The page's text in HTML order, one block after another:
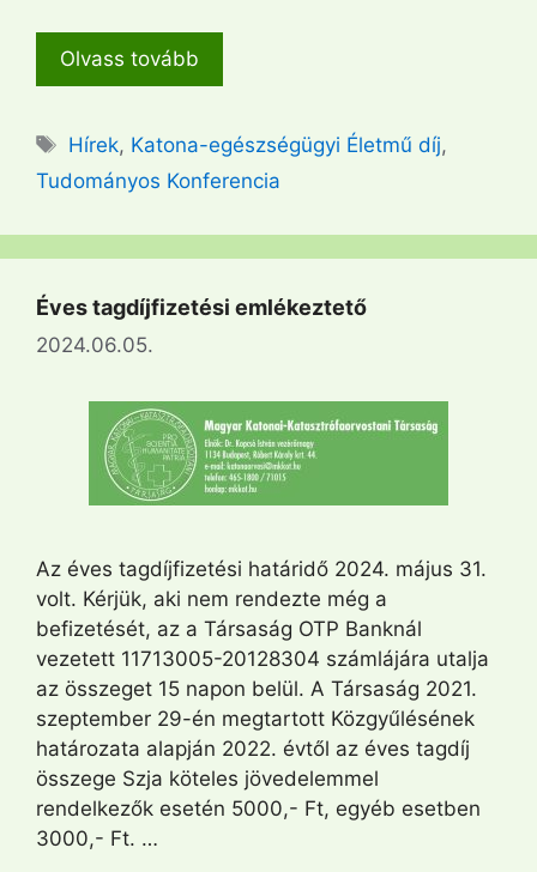
Olvass tovább
Címkék
Hírek, Katona-egészségügyi Életmű díj,
Tudományos Konferencia
Éves tagdíjfizetési emlékeztető
2024.06.05.
Az éves tagdíjfizetési határidő 2024. május 31.
volt. Kérjük, aki nem rendezte még a
befizetését, az a Társaság OTP Banknál
vezetett 11713005-20128304 számlájára utalja
az összeget 15 napon belül. A Társaság 2021.
szeptember 29-én megtartott Közgyűlésének
határozata alapján 2022. évtől az éves tagdíj
összege Szja köteles jövedelemmel
rendelkezők esetén 5000,- Ft, egyéb esetben
3000,- Ft. …